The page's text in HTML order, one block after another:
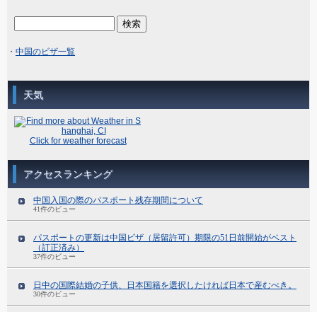
・ 中国のビザ一覧
天気
Click for weather forecast
アクセスランキング
中国入国の際のパスポート残存期間について
41件のビュー
パスポートの更新は中国ビザ（居留許可）期限の51日前開始がベスト
（訂正済み）
37件のビュー
日中の国際結婚の子供、日本国籍を選択したければ日本で産むべき。
30件のビュー